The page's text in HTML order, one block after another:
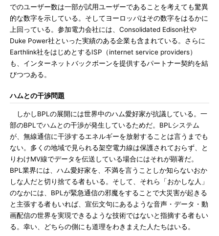
でのユーザー数は一部が試用ユーザーであることを考えても驚異
的な数字を示している。そしてヨーロッパはその数字をはるかに
上回っている。参加電力会社には、Consolidated Edison社や
Duke Power社といった実績のある企業も含まれている。さらに
Earthlink社をはじめとするISP（internet service providers）
も、インターネットバックボーンを提供するパートナー契約を結
びつつある。
ハムとの干渉問題
しかしBPLの展開には世界中のハム愛好家が抗議している。一
部のBPLでハムとの干渉が発生しているためだ。BPLシステム
が、無線通信に干渉するエネルギーを放射することは言うまでも
ない。多くの地域で見られる架空電力線は保護されておらず、と
りわけMV線でデータを伝送している場合にはそれが顕著だ。
BPL業界には、ハム愛好家を、不満を言うことしか知らないおか
しな人だと切り捨てる者もいる。そして、それら「おかしな人」
のなかには、BPLが緊急通信の邪魔をすることで大災害が起きる
と主張する者もいれば、宣伝文句にあるような音声・データ・動
画配信の世界を実現できるような技術ではないと指摘する者もい
る。幸い、どちらの側にも道理をわきまえた人たちはいる。